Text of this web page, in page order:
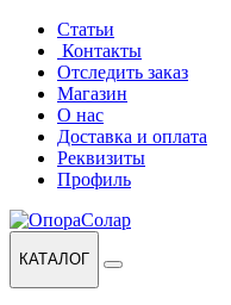
Перейти
навигации
Перейти
содержанию
Статьи
Контакты
Отследить заказ
Магазин
О нас
Доставка и оплата
Реквизиты
Профиль
КАТАЛОГ